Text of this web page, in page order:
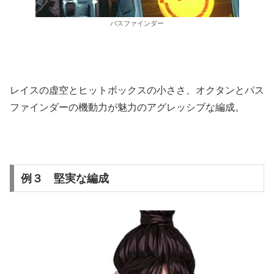
パスファインダー
レイスの虚空とヒットボックスの小ささ、オクタンとパス
ファインダーの機動力が魅力のアグレッシブな編成。
例３ 堅実な編成